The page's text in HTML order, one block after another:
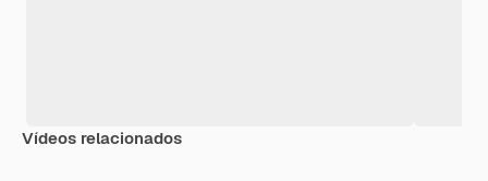
Vídeos relacionados